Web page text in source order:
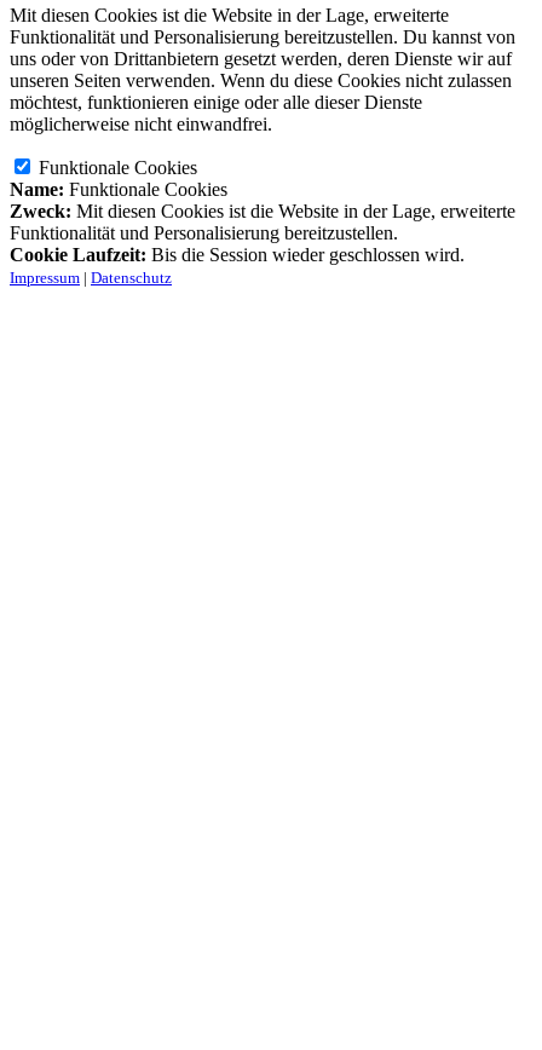
Mit diesen Cookies ist die Website in der Lage, erweiterte
Funktionalität und Personalisierung bereitzustellen. Du kannst von
uns oder von Drittanbietern gesetzt werden, deren Dienste wir auf
unseren Seiten verwenden. Wenn du diese Cookies nicht zulassen
möchtest, funktionieren einige oder alle dieser Dienste
möglicherweise nicht einwandfrei.
Funktionale Cookies
Name: Funktionale Cookies
Zweck: Mit diesen Cookies ist die Website in der Lage, erweiterte
Funktionalität und Personalisierung bereitzustellen.
Cookie Laufzeit: Bis die Session wieder geschlossen wird.
Impressum | Datenschutz